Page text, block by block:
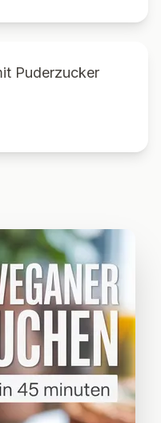
Puderzucker